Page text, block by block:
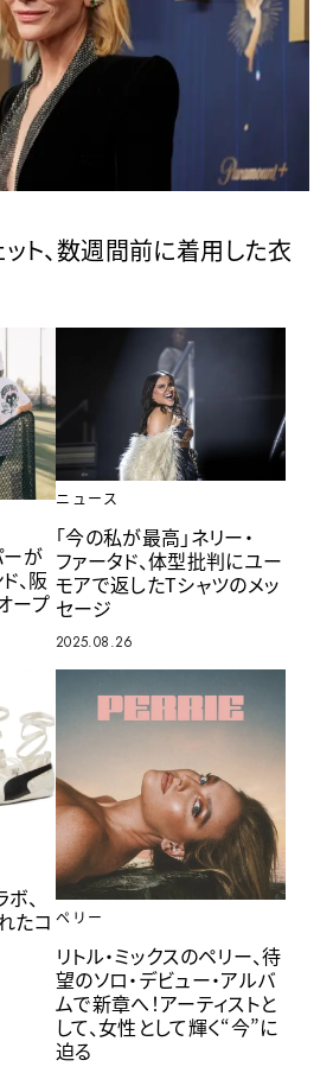
ット、数週間前に着用した衣
ーが
、阪
ープ
ニュース
「今の私が最高」ネリー・
ファータド、体型批判にユー
モアで返したTシャツのメッ
セージ
2025.08.26
、
たコ ペリー
リトル・ミックスのペリー、待
望のソロ・デビュー・アルバ
ムで新章へ！アーティストと
して、女性として輝く“今”に
迫る